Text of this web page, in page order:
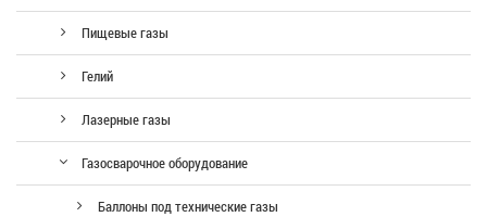
Пищевые газы
Гелий
Лазерные газы
Газосварочное оборудование
Баллоны под технические газы